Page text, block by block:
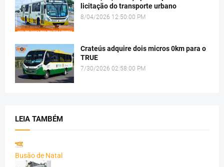
licitação do transporte urbano
8/04/2026 12:50:00 PM
Crateús adquire dois micros 0km para o
TRUE
7/30/2026 02:58:00 PM
LEIA TAMBÉM
Busão de Natal